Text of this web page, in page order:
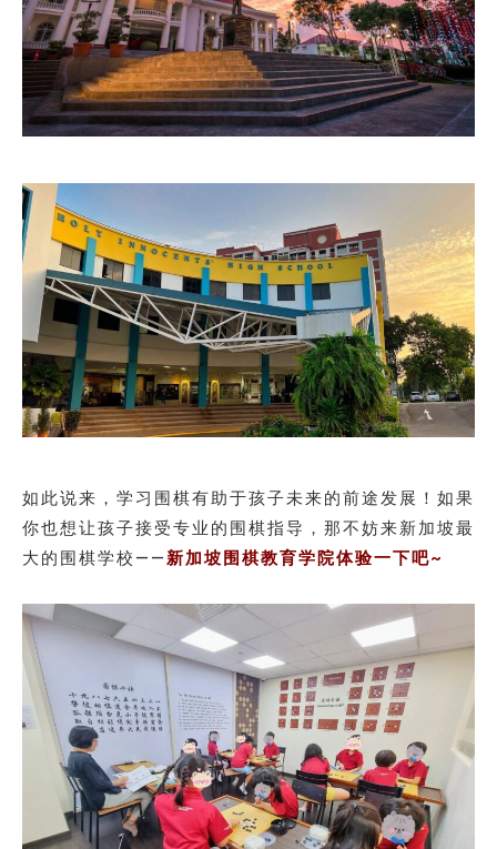
如此说来，学习围棋有助于孩子未来的前途发展！如果
你也想让孩子接受专业的围棋指导，那不妨来新加坡最
大的围棋学校——新加坡围棋教育学院体验一下吧~